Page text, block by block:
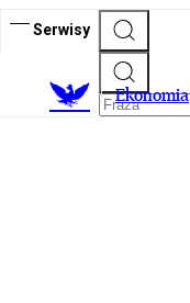
Serwisy
Ekonomia